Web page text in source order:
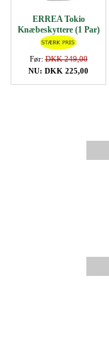
ERREA Tokio
Knæbeskyttere (1 Par)
Før:DKK 249,00
NU: DKK 225,00